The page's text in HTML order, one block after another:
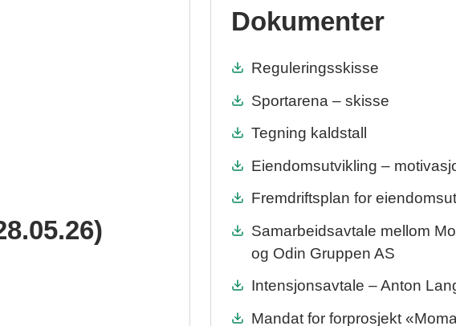
Dokumenter
Reguleringsskisse
Sportarena – skisse
Tegning kaldstall
Eiendomsutvikling –
Fremdriftsplan for
Samarbeidsavtale mellom
og Odin Gruppen AS
Intensjonsavtale – Anton
Mandat for forprosjekt